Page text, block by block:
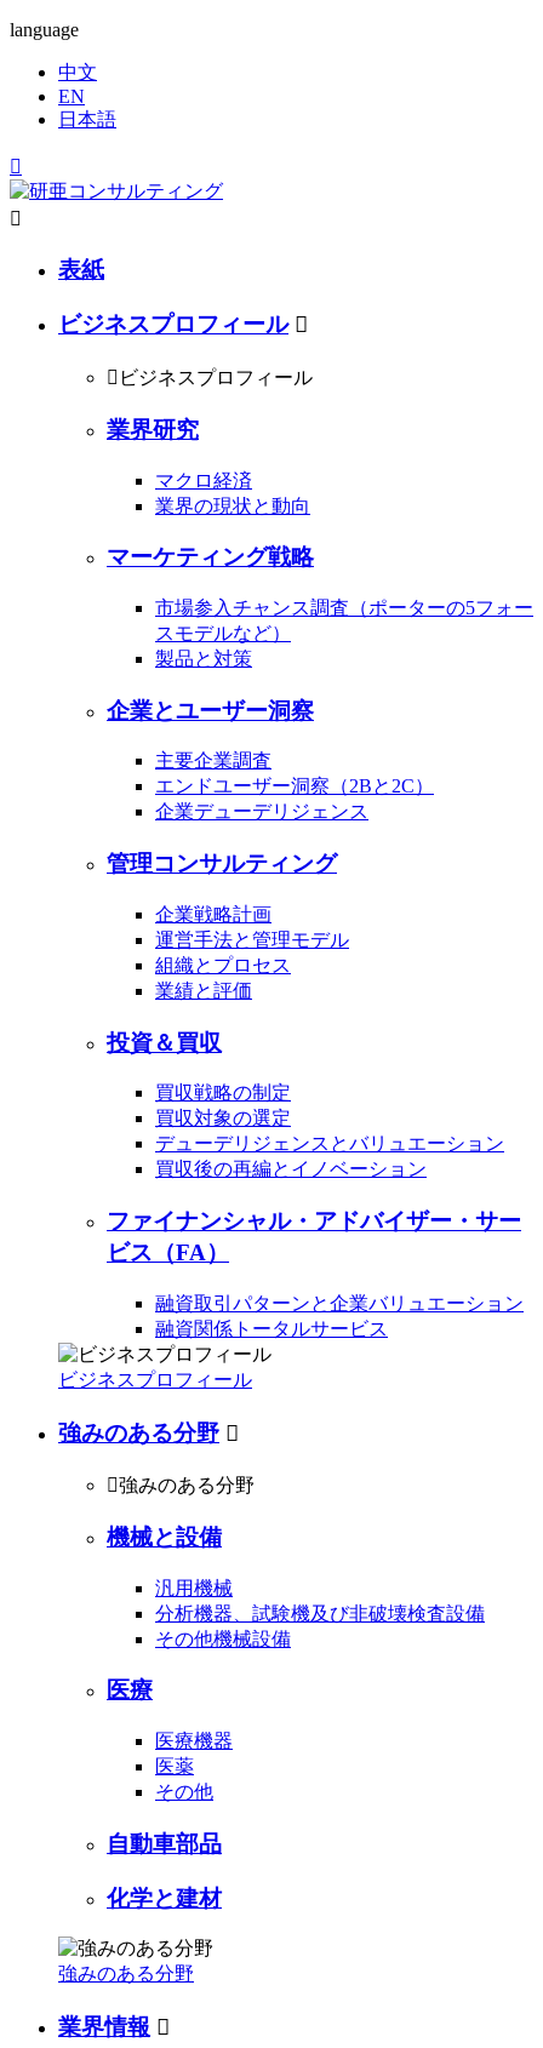
language
中文
EN
日本語


表紙
ビジネスプロフィール 
 ビジネスプロフィール
業界研究
マクロ経済
業界の現状と動向
マーケティング戦略
市場参入チャンス調査（ポーターの5フォー
スモデルなど）
製品と対策
企業とユーザー洞察
主要企業調査
エンドユーザー洞察（2Bと2C）
企業デューデリジェンス
管理コンサルティング
企業戦略計画
運営手法と管理モデル
組織とプロセス
業績と評価
投資＆買収
買収戦略の制定
買収対象の選定
デューデリジェンスとバリュエーション
買収後の再編とイノベーション
ファイナンシャル・アドバイザー・サー
ビス（FA）
融資取引パターンと企業バリュエーション
融資関係トータルサービス
ビジネスプロフィール
強みのある分野 
強みのある分野
機械と設備
汎用機械
分析機器、試験機及び非破壊検査設備
その他機械設備
医療
医療機器
医薬
その他
自動車部品
化学と建材
強みのある分野
業界情報 